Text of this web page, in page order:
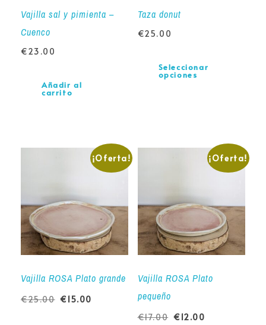
Vajilla sal y pimienta –
Cuenco
€23.00
Añadir al
carrito
Taza donut
€25.00
Seleccionar
opciones
¡Oferta!
Vajilla ROSA Plato grande
€25.00 € 15.00
¡Oferta!
Vajilla ROSA Plato
pequeño
€17.00 € 12.00